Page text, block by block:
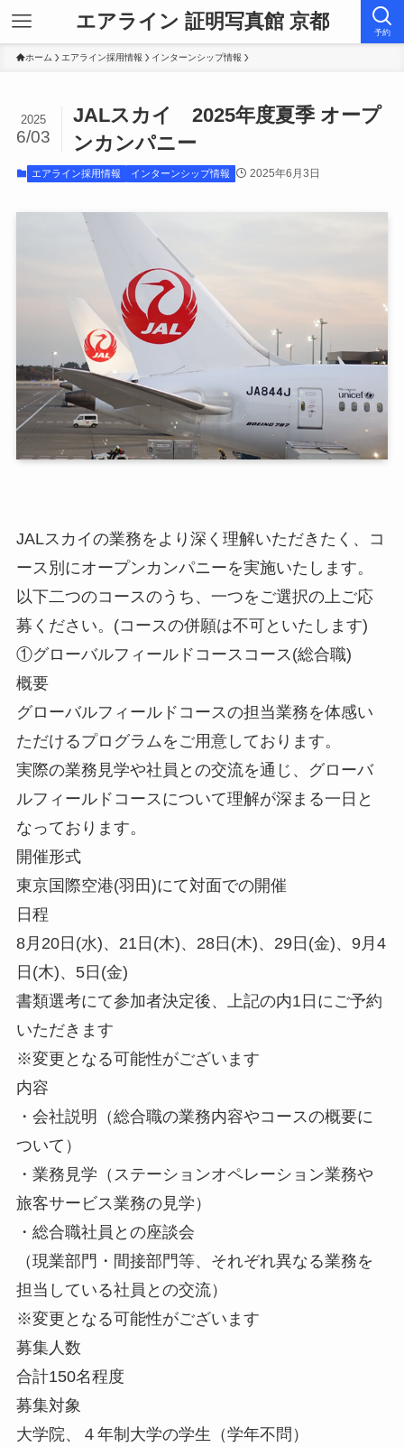
エアライン 証明写真館 京都 予約
ホーム エアライン採用情報 インターンシップ情報
JALスカイ 2025年度夏季 オープ
ンカンパニー
2025
6/03
エアライン採用情報 インターンシップ情報 2025年6月3日
JALスカイの業務をより深く理解いただきたく、コ
ース別にオープンカンパニーを実施いたします。
以下二つのコースのうち、一つをご選択の上ご応
募ください。(コースの併願は不可といたします)
①グローバルフィールドコースコース(総合職)
概要
グローバルフィールドコースの担当業務を体感い
ただけるプログラムをご用意しております。
実際の業務見学や社員との交流を通じ、グローバ
ルフィールドコースについて理解が深まる一日と
なっております。
開催形式
東京国際空港(羽田)にて対面での開催
日程
8月20日(水)、21日(木)、28日(木)、29日(金)、9月4
日(木)、5日(金)
書類選考にて参加者決定後、上記の内1日にご予約
いただきます
※変更となる可能性がございます
内容
・会社説明（総合職の業務内容やコースの概要に
ついて）
・業務見学（ステーションオペレーション業務や
旅客サービス業務の見学）
・総合職社員との座談会
（現業部門・間接部門等、それぞれ異なる業務を
担当している社員との交流）
※変更となる可能性がございます
募集人数
合計150名程度
募集対象
大学院、４年制大学の学生（学年不問）